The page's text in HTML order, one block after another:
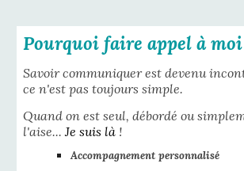
Pourquoi faire appel à
Savoir communiquer est devenu
ce n'est pas toujours simple.
Quand on est seul, débordé ou
l'aise...Je suis là !
Accompagnement personnalisé